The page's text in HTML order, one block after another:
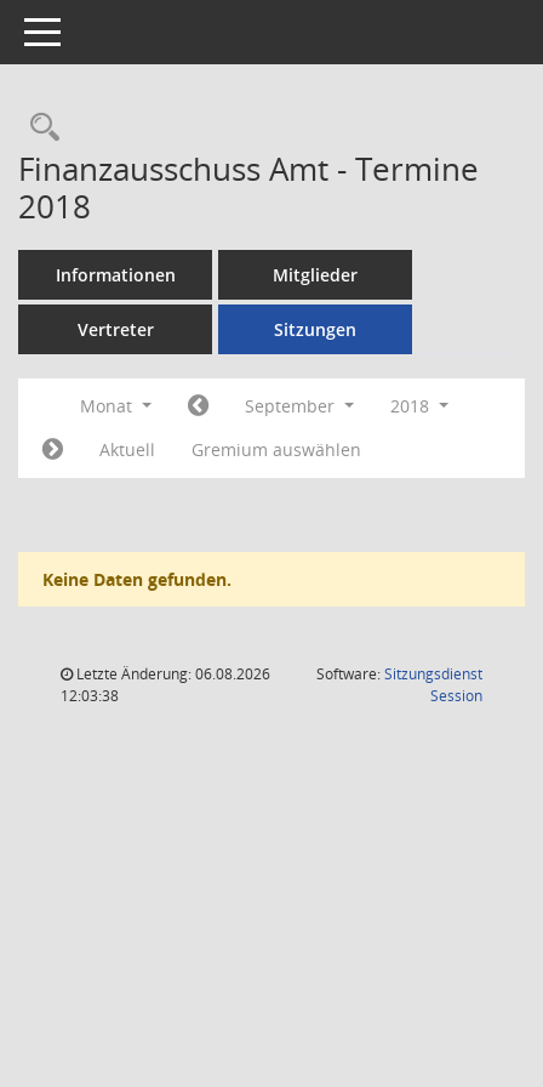
Toggle navigation
Rechercheauswahl
Finanzausschuss Amt - Termine
2018
Informationen Mitglieder
Vertreter Sitzungen
Monat September
2018
Aktuell
Gremium auswählen
Keine Daten gefunden.
Letzte Änderung: 06.08.2026
12:03:38
Software:Sitzungsdienst
Session(Wird in